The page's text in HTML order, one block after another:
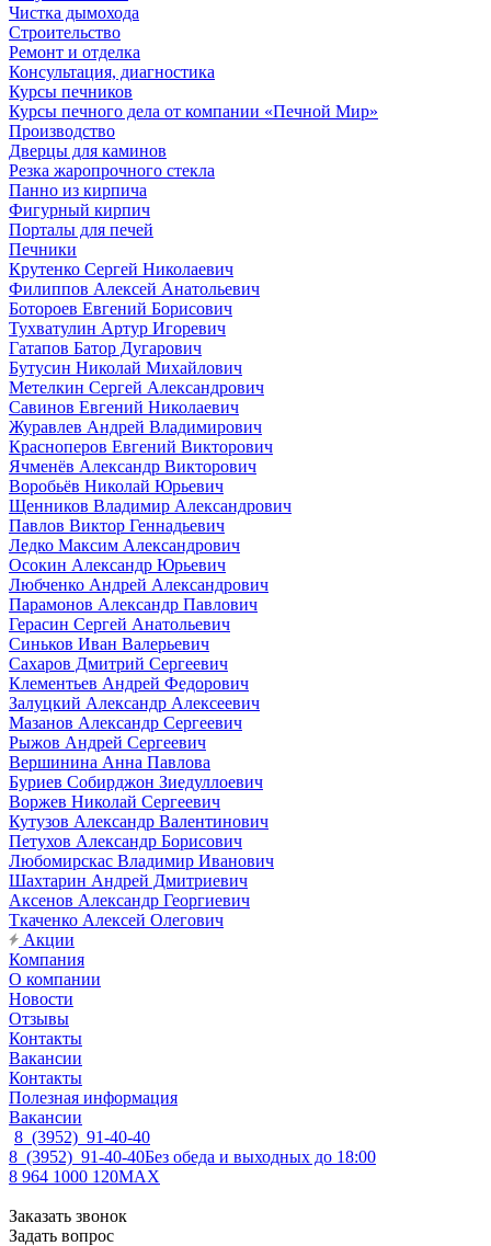
Чистка дымохода
Строительство
Ремонт и отделка
Консультация, диагностика
Курсы печников
Курсы печного дела от компании «Печной Мир»
Производство
Дверцы для каминов
Резка жаропрочного стекла
Панно из кирпича
Фигурный кирпич
Порталы для печей
Печники
Крутенко Сергей Николаевич
Филиппов Алексей Анатольевич
Ботороев Евгений Борисович
Тухватулин Артур Игоревич
Гатапов Батор Дугарович
Бутусин Николай Михайлович
Метелкин Сергей Александрович
Савинов Евгений Николаевич
Журавлев Андрей Владимирович
Красноперов Евгений Викторович
Ячменёв Александр Викторович
Воробьёв Николай Юрьевич
Щенников Владимир Александрович
Павлов Виктор Геннадьевич
Ледко Максим Александрович
Осокин Александр Юрьевич
Любченко Андрей Александрович
Парамонов Александр Павлович
Герасин Сергей Анатольевич
Синьков Иван Валерьевич
Сахаров Дмитрий Сергеевич
Клементьев Андрей Федорович
Залуцкий Александр Алексеевич
Мазанов Александр Сергеевич
Рыжов Андрей Сергеевич
Вершинина Анна Павлова
Буриев Собирджон Зиедуллоевич
Воржев Николай Сергеевич
Кутузов Александр Валентинович
Петухов Александр Борисович
Любомирскас Владимир Иванович
Шахтарин Андрей Дмитриевич
Аксенов Александр Георгиевич
Ткаченко Алексей Олегович
Акции
Компания
О компании
Новости
Отзывы
Контакты
Вакансии
Контакты
Полезная информация
Вакансии
8 (3952) 91-40-40
8 (3952) 91-40-40Без обеда и выходных до 18:00
8 964 1000 120MAX
Заказать звонок
Задать вопрос